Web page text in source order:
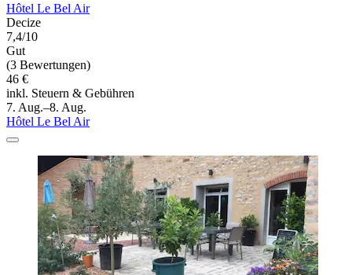
Hôtel Le Bel Air
Decize
7,4/10
Gut
(3 Bewertungen)
46 €
inkl. Steuern & Gebühren
7. Aug.–8. Aug.
Hôtel Le Bel Air